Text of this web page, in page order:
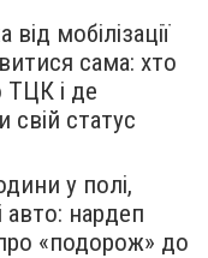
від мобілізації
сама: хто
ТЦК і де
свій статус
у полі,
авто: нардеп
«подорож» до